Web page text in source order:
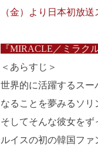
（金）より日本初放送
『MIRACLE／ミラクル
＜あらすじ＞
世界的に活躍するスー
なることを夢みるソリ
そしてそんな彼女をず
ルイスの初の韓国フ